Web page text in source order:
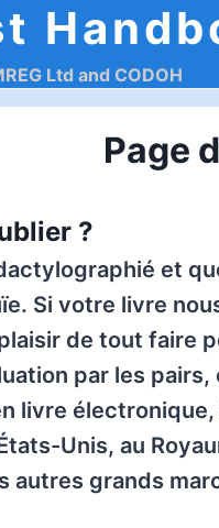
Ltd and CODOH
Page
?
et
Si votre livre
de tout faire
par les
livre
Unis, au
autres grands